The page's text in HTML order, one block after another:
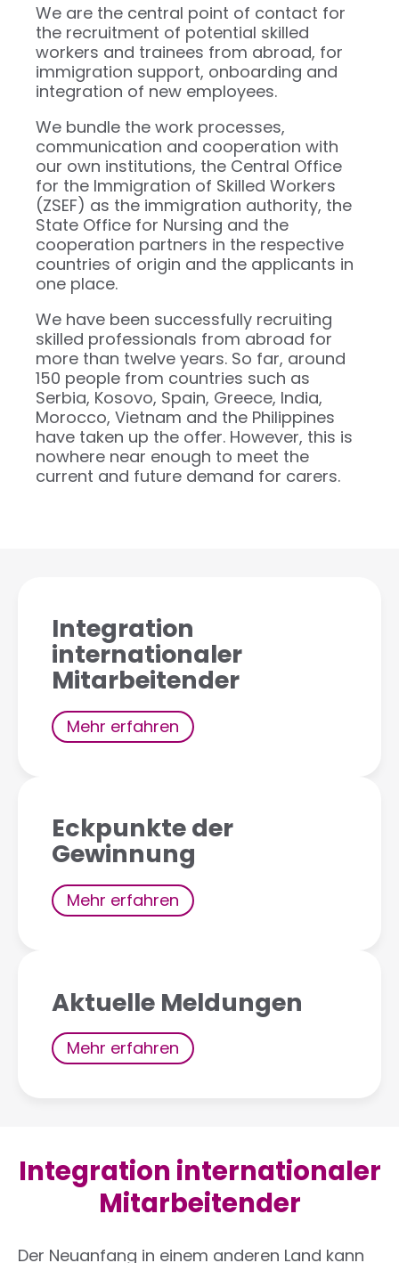
We are the central point of contact for
the recruitment of potential skilled
workers and trainees from abroad, for
immigration support, onboarding and
integration of new employees.
We bundle the work processes,
communication and cooperation with
our own institutions, the Central Office
for the Immigration of Skilled Workers
(ZSEF) as the immigration authority, the
State Office for Nursing and the
cooperation partners in the respective
countries of origin and the applicants in
one place.
We have been successfully recruiting
skilled professionals from abroad for
more than twelve years. So far, around
150 people from countries such as
Serbia, Kosovo, Spain, Greece, India,
Morocco, Vietnam and the Philippines
have taken up the offer. However, this is
nowhere near enough to meet the
current and future demand for carers.
Integration
internationaler
Mitarbeitender
Mehr erfahren
Eckpunkte der
Gewinnung
Mehr erfahren
Aktuelle Meldungen
Mehr erfahren
Integration internationaler
Mitarbeitender
Der Neuanfang in einem anderen Land kann